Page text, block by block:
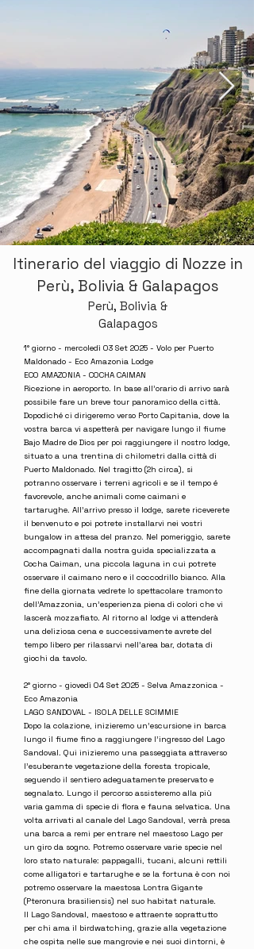
Itinerario del viaggio di Nozze in
Perù, Bolivia & Galapagos
Perù, Bolivia &
Galapagos
1° giorno - mercoledì 03 Set 2025 - Volo per Puerto
Maldonado - Eco Amazonia Lodge
ECO AMAZONIA - COCHA CAIMAN
Ricezione in aeroporto. In base all’orario di arrivo sarà
possibile fare un breve tour panoramico della città.
Dopodiché ci dirigeremo verso Porto Capitania, dove la
vostra barca vi aspetterà per navigare lungo il fiume
Bajo Madre de Dios per poi raggiungere il nostro lodge,
situato a una trentina di chilometri dalla città di
Puerto Maldonado. Nel tragitto (2h circa), si
potranno osservare i terreni agricoli e se il tempo é
favorevole, anche animali come caimani e
tartarughe. All’arrivo presso il lodge, sarete riceverete
il benvenuto e poi potrete installarvi nei vostri
bungalow in attesa del pranzo. Nel pomeriggio, sarete
accompagnati dalla nostra guida specializzata a
Cocha Caiman, una piccola laguna in cui potrete
osservare il caimano nero e il coccodrillo bianco. Alla
fine della giornata vedrete lo spettacolare tramonto
dell'Amazzonia, un'esperienza piena di colori che vi
lascerà mozzafiato. Al ritorno al lodge vi attenderà
una deliziosa cena e successivamente avrete del
tempo libero per rilassarvi nell’area bar, dotata di
giochi da tavolo.
2° giorno - giovedì 04 Set 2025 - Selva Amazzonica -
Eco Amazonia
LAGO SANDOVAL - ISOLA DELLE SCIMMIE
Dopo la colazione, inizieremo un'escursione in barca
lungo il fiume fino a raggiungere l'ingresso del Lago
Sandoval. Qui inizieremo una passeggiata attraverso
l'esuberante vegetazione della foresta tropicale,
seguendo il sentiero adeguatamente preservato e
segnalato. Lungo il percorso assisteremo alla più
varia gamma di specie di flora e fauna selvatica. Una
volta arrivati al canale del Lago Sandoval, verrà presa
una barca a remi per entrare nel maestoso Lago per
un giro da sogno. Potremo osservare varie specie nel
loro stato naturale: pappagalli, tucani, alcuni rettili
come alligatori e tartarughe e se la fortuna è con noi
potremo osservare la maestosa Lontra Gigante
(Pteronura brasiliensis) nel suo habitat naturale.
Il Lago Sandoval, maestoso e attraente soprattutto
per chi ama il birdwatching, grazie alla vegetazione
che ospita nelle sue mangrovie e nei suoi dintorni, è